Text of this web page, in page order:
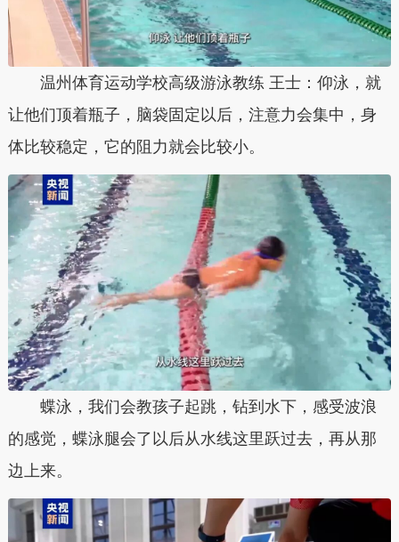
温州体育运动学校高级游泳教练 王士：仰泳，就
让他们顶着瓶子，脑袋固定以后，注意力会集中，身
体比较稳定，它的阻力就会比较小。
蝶泳，我们会教孩子起跳，钻到水下，感受波浪
的感觉，蝶泳腿会了以后从水线这里跃过去，再从那
边上来。